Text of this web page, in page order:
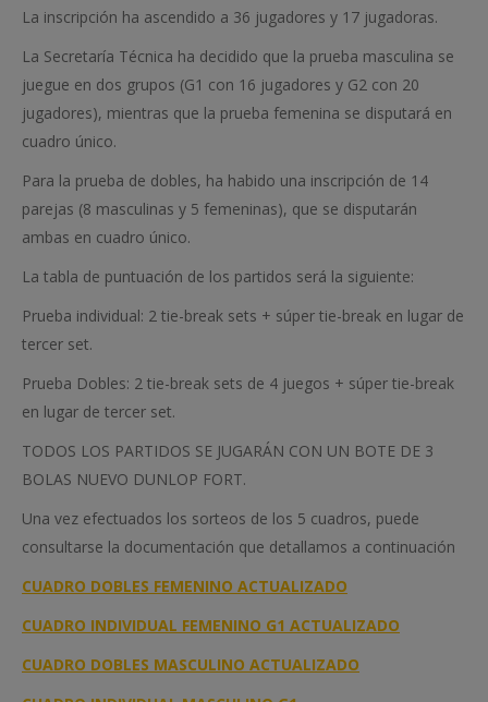
La inscripción ha ascendido a 36 jugadores y 17 jugadoras.
La Secretaría Técnica ha decidido que la prueba masculina se
juegue en dos grupos (G1 con 16 jugadores y G2 con 20
jugadores), mientras que la prueba femenina se disputará en
cuadro único.
Para la prueba de dobles, ha habido una inscripción de 14
parejas (8 masculinas y 5 femeninas), que se disputarán
ambas en cuadro único.
La tabla de puntuación de los partidos será la siguiente:
Prueba individual: 2 tie-break sets + súper tie-break en lugar de
tercer set.
Prueba Dobles: 2 tie-break sets de 4 juegos + súper tie-break
en lugar de tercer set.
TODOS LOS PARTIDOS SE JUGARÁN CON UN BOTE DE 3
BOLAS NUEVO DUNLOP FORT.
Una vez efectuados los sorteos de los 5 cuadros, puede
consultarse la documentación que detallamos a continuación
CUADRO DOBLES FEMENINO ACTUALIZADO
CUADRO INDIVIDUAL FEMENINO G1 ACTUALIZADO
CUADRO DOBLES MASCULINO ACTUALIZADO